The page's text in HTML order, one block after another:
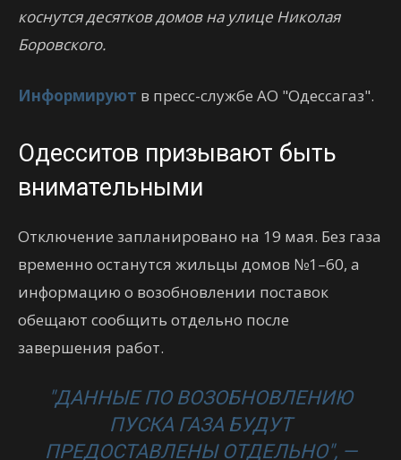
коснутся десятков домов на улице Николая
Боровского.
Информируют в пресс-службе АО "Одессагаз".
Одесситов призывают быть
внимательными
Отключение запланировано на 19 мая. Без газа
временно останутся жильцы домов №1–60, а
информацию о возобновлении поставок
обещают сообщить отдельно после
завершения работ.
"ДАННЫЕ ПО ВОЗОБНОВЛЕНИЮ
ПУСКА ГАЗА БУДУТ
ПРЕДОСТАВЛЕНЫ ОТДЕЛЬНО", —